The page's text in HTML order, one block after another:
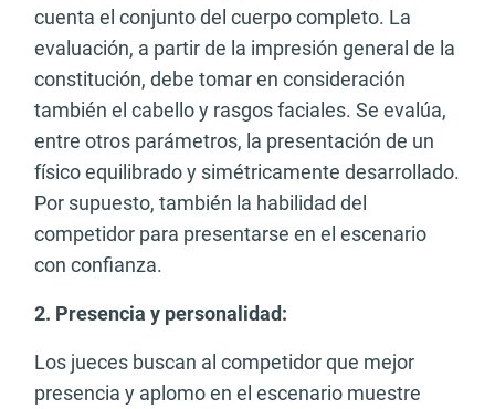
cuenta el conjunto del cuerpo completo. La
evaluación, a partir de la impresión general de la
constitución, debe tomar en consideración
también el cabello y rasgos faciales. Se evalúa,
entre otros parámetros, la presentación de un
físico equilibrado y simétricamente desarrollado.
Por supuesto, también la habilidad del
competidor para presentarse en el escenario
con confianza.
2. Presencia y personalidad:
Los jueces buscan al competidor que mejor
presencia y aplomo en el escenario muestre